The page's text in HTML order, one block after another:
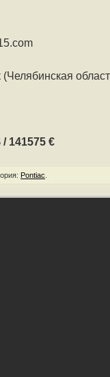
141575 €
Pontiac